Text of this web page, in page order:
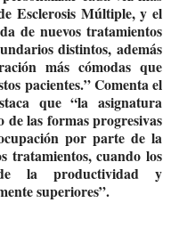
Esclerosis Múltiple, y el
de nuevos tratamientos
distintos, además
más cómodas que
pacientes.” Comenta el
que “la asignatura
de las formas progresivas
por parte de la
tratamientos, cuando los
la productividad y
superiores”.